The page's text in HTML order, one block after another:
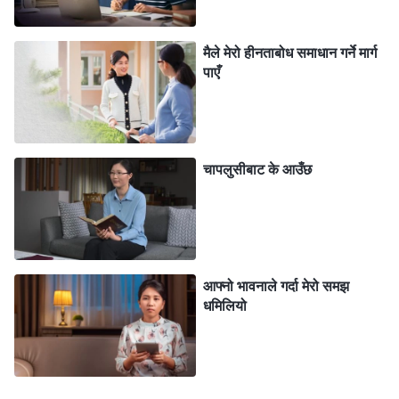
अनुचित थियो?” मैले कसरी भेलामा मेरो आफ्नो वास्तविक स्वरूपबारे
सङ्गति गरेको थिइनँ, र कसरी मेरा कमजोरीहरू लुकाएको थिएँ
भन्नेबारे सोच्दा, मैले मेरो अभिप्राय गलत थियो भन्ने बुझेँ, र
आत्मनिन्दा महसुस गरेँ।
पछि, मैले परमेश्‍वरका वचनहरूको एउटा खण्ड पढेँ: “
पार्ने र आफूबारे गवाही दिने, आफ्नो सान देखाउने, मानिसहरूले
आफूलाई उच्‍च ठानून् र आराधना गरून् भन्‍ने प्रयास गर्ने—भ्रष्ट
मानवजाति यी कुराहरू गर्न सक्षम छ। जब मानिसहरू आफ्नो शैतानी
प्रकृतिले शासित हुन्छन् तिनीहरूले यसरी स्वतः प्रतिक्रिया दिन्छन्,
र यो सबै भ्रष्ट मानवजातिको निम्ति सामान्य हो। मानिसहरूले
सामान्यतया कसरी आफ्नै बढाइ गर्छन् र आफ्नै गवाही दिन्छन्?
तिनीहरूले मानिसलाई आफूलाई उच्च ठान्‍न र आफ्नो आराधना गर्न
मैले मेरो हीनताबोध समाधान गर्ने मार्ग
पाएँ
चापलुसीबाट के आउँछ
आफ्नो भावनाले गर्दा मेरो समझ
धमिलियो